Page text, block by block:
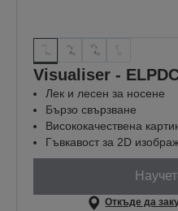
Visualiser -
Лек и лесен за носене
Бързо свързване
Висококачествена
Гъвкавост за 2D
Откъде да